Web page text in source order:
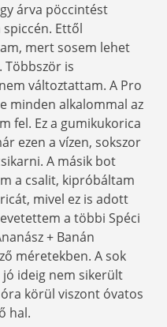
árva pöccintést
Ettől
mert sosem lehet
Többször is
változtattam. A Pro
minden alkalommal az
fel. Ez a gumikukorica
ezen a vízen, sokszor
A másik bot
a csalit, kipróbáltam
mivel ez is adott
a többi Spéci
+ Banán
méretekben. A sok
ideig nem sikerült
körül viszont óvatos
hal.